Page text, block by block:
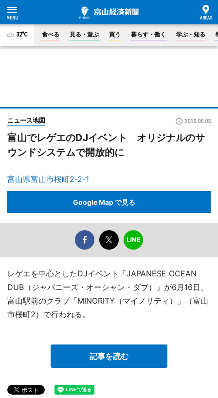
32°C 食べる 見る・遊ぶ 買う 暮らす・働く 学ぶ・知る
ニュース地図 2019.06.05
富山でレゲエのDJイベント オリジナルのサ
ウンドシステムで開放的に
富山県富山市桜町2-2-1
Google Map で見る
レゲエを中心としたDJイベント「JAPANESE OCEAN
DUB（ジャパニーズ・オーシャン・ダブ）」が6月16日、
富山駅前のクラブ「MINORITY（マイノリティ）」（富山
市桜町2）で行われる。
記事を読む